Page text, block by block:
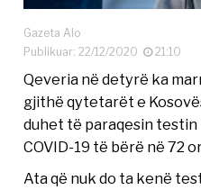
Gazeta Alo
Publikuar: 22/12/2020
21:10
Qeveria në detyrë ka
gjithë qytetarët e
duhet të paraqesin testin
COVID-19 të bërë në 72
Ata që nuk do ta kenë